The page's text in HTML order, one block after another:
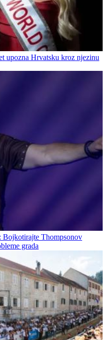
upozna Hrvatsku kroz njezinu
Bojkotirajte Thompsonov
grada